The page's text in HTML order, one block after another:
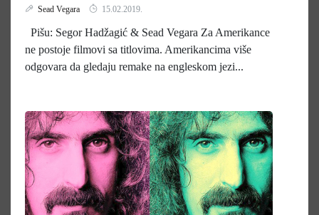
Sead Vegara 15.02.2019.
Pišu: Segor Hadžagić & Sead Vegara Za Amerikance
ne postoje filmovi sa titlovima. Amerikancima više
odgovara da gledaju remake na engleskom jezi...